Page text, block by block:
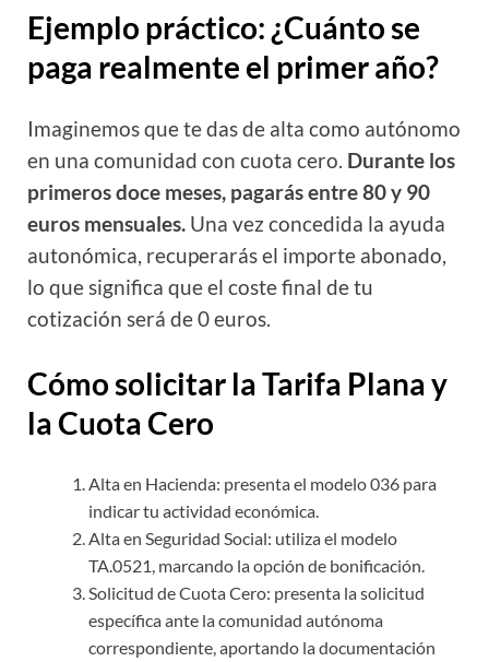
Ejemplo práctico: ¿Cuánto se
paga realmente el primer año?
Imaginemos que te das de alta como autónomo
en una comunidad con cuota cero. Durante los
primeros doce meses, pagarás entre 80 y 90
euros mensuales. Una vez concedida la ayuda
autonómica, recuperarás el importe abonado,
lo que significa que el coste final de tu
cotización será de 0 euros.
Cómo solicitar la Tarifa Plana y
la Cuota Cero
Alta en Hacienda: presenta el modelo 036 para
indicar tu actividad económica.
Alta en Seguridad Social: utiliza el modelo
TA.0521, marcando la opción de bonificación.
Solicitud de Cuota Cero: presenta la solicitud
específica ante la comunidad autónoma
correspondiente, aportando la documentación